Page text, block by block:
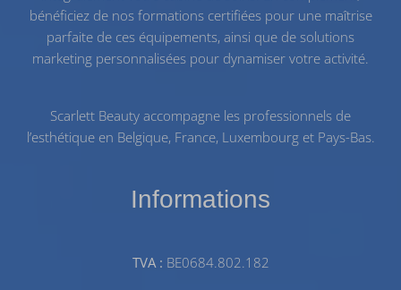
bénéficiez de nos formations certifiéespour une maîtrise
parfaite de ces équipements, ainsi que de solutions
marketing personnalisées pour dynamiser votre activité.
Scarlett Beauty accompagne les professionnels de
l’esthétique en Belgique, France, Luxembourg et Pays-Bas.
Informations
TVA : BE0684.802.182